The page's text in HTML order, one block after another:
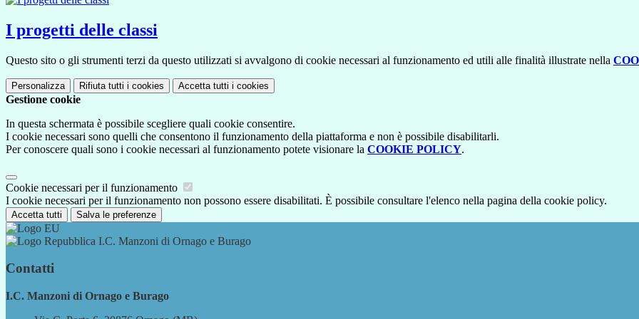
I progetti delle classi
Questo sito o gli strumenti terzi da questo utilizzati si avvalgono di cookie necessari al funzionamento ed utili alle finalità illustrate nella
Personalizza Rifiuta tutti i cookies Accetta tutti i cookies
Gestione cookie
In questa schermata è possibile scegliere quali cookie consentire.
I cookie necessari sono quelli che consentono il funzionamento della piattaforma e non è possibile disabilitarli.
Per conoscere quali sono i cookie necessari al funzionamento potete visionare la COOKIE POLICY.
Cookie necessari per il funzionamento
I cookie necessari per il funzionamento non possono essere disabilitati. È possibile consultare l'elenco nella pagina della cookie policy.
Accetta tutti Salva le preferenze
I.C. Manzoni di Ornago e Burago
Contatti
I.C. Manzoni di Ornago e Burago